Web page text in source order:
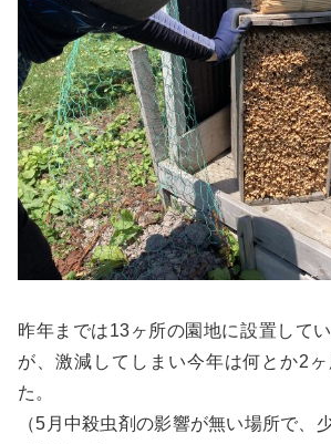
昨年までは13ヶ所の園地に設置して
が、激減してしまい今年は何とか2
た。
（5月中殺虫剤の影響が無い場所で、